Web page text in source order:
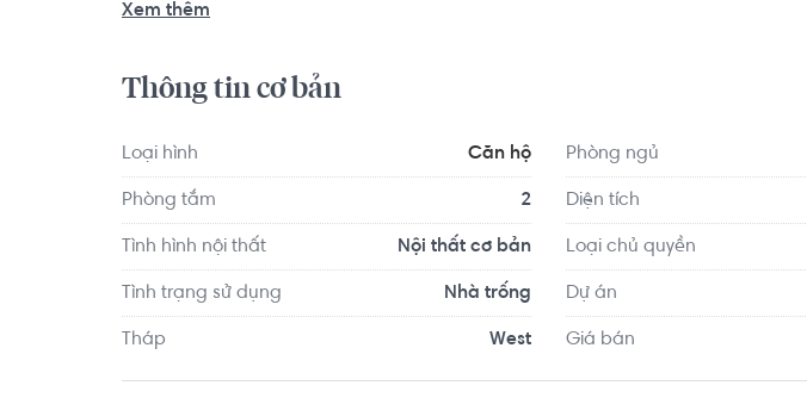
HỒNG HÀ...
Xem thêm
Thông tin cơ bản
Loại hình Căn hộ Phòng ngủ
Phòng tắm 2 Diện tích
Tình hình nội thất Nội thất cơ bản Loại chủ quyền
Tình trạng sử dụng Nhà trống Dự án
Tháp West Giá bán